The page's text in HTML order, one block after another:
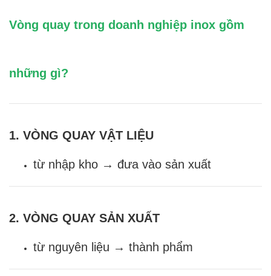
Vòng quay trong doanh nghiệp inox gồm
những gì?
1. VÒNG QUAY VẬT LIỆU
từ nhập kho → đưa vào sản xuất
2. VÒNG QUAY SẢN XUẤT
từ nguyên liệu → thành phẩm